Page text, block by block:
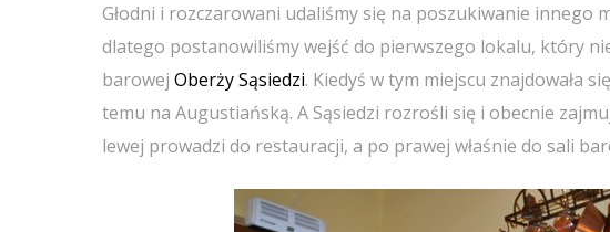
Głodni i rozczarowani udaliśmy się na poszukiwanie innego
dlatego postanowiliśmy wejść do pierwszego lokalu, który
barowej Oberży Sąsiedzi. Kiedyś w tym miejscu znajdowała się
temu na Augustiańską. A Sąsiedzi rozrośli się i obecnie
lewej prowadzi do restauracji, a po prawej właśnie do sali